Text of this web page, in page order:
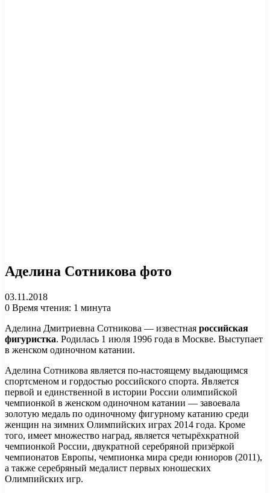
Аделина Сотникова фото
03.11.2018
0 Время чтения: 1 минута
Аделина Дмитриевна Сотникова — известная российская
фигуристка. Родилась 1 июля 1996 года в Москве. Выступает
в женском одиночном катании.
Аделина Сотникова является по-настоящему выдающимся
спортсменом и гордостью российского спорта. Является
первой и единственной в истории России олимпийской
чемпионкой в женском одиночном катании — завоевала
золотую медаль по одиночному фигурному катанию среди
женщин на зимних Олимпийских играх 2014 года. Кроме
того, имеет множество наград, является четырёхкратной
чемпионкой России, двукратной серебряной призёркой
чемпионатов Европы, чемпионка мира среди юниоров (2011),
а также серебряный медалист первых юношеских
Олимпийских игр.